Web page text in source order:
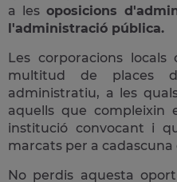
a les oposicions
l'administració pública.
Les corporacions
multitud de places
administratiu, a les
aquells que compleixin
institució convocant i
marcats per a cadascuna
No perdis aquesta